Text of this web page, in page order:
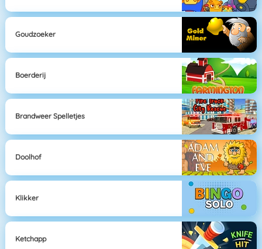
Goudzoeker
Boerderij
Brandweer Spelletjes
Doolhof
Klikker
Ketchapp